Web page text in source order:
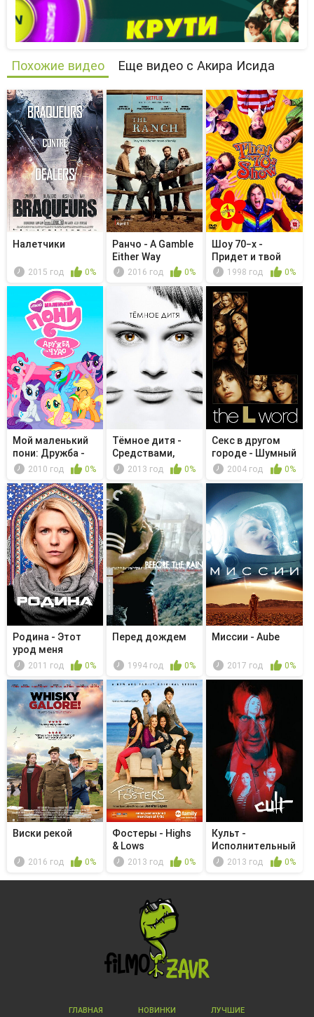
Похожие видео Еще видео с Акира Исида
Налетчики
2015 год 0%
Ранчо - A Gamble
Either Way
2016 год 0%
Шоу 70−х -
Придет и твой
черед1998 год 0%
Мой маленький
пони: Дружба -
это чудо...
2010 год 0%
Тёмное дитя -
Средствами,
никогда дос...
2013 год 0%
Секс в другом
городе - Шумный
и гордый
2004 год 0%
Родина - Этот
урод меня
подстрелил
2011 год 0%
Перед дождем
1994 год 0%
Миссии - Aube
2017 год 0%
Виски рекой
2016 год 0%
Фостеры - Highs
& Lows
2013 год 0%
Культ -
Исполнительный
продюсер
2013 год 0%
ГЛАВНАЯ НОВИНКИ ЛУЧШИЕ